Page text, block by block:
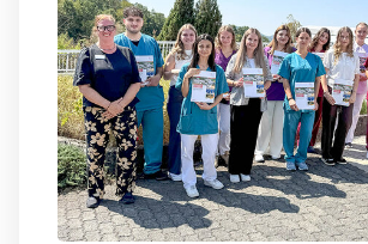
Statistiken-Cookies erfassen
anonym. Diese Informationen
verstehen, wie unsere Besucher
nutzen.
Matomo
Anbieter:Matomo